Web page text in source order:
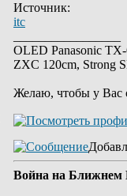
Источник:
itc
OLED Panasonic
ZXC 120cm, Strong
Желаю, чтобы у Вас
Война на Ближнем